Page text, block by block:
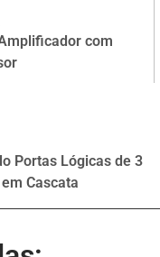
com
Portas Lógicas de 3
Cascata